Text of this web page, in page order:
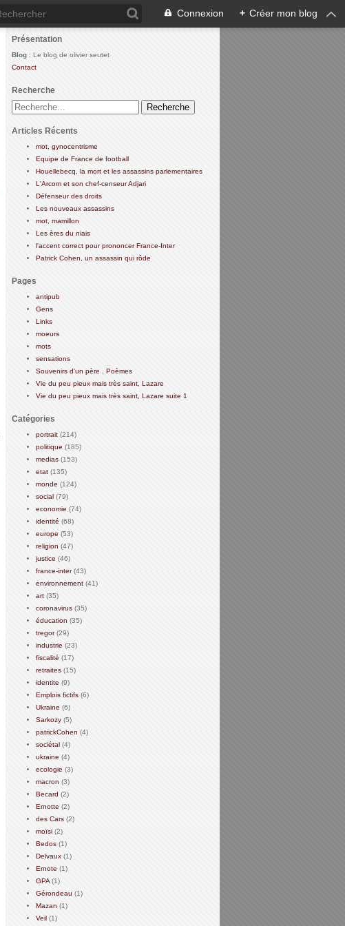
Connexion + Créer mon blog
Présentation
Blog : Le blog de olivier seutet
Contact
Recherche
Articles Récents
mot, gynocentrisme
Equipe de France de football
Houellebecq, la mort et les assassins parlementaires
L'Arcom et son chef-censeur Adjari
Défenseur des droits
Les nouveaux assassins
mot, mamillon
Les ères du niais
l'accent correct pour prononcer France-Inter
Patrick Cohen, un assassin qui rôde
Pages
antipub
Gens
Links
moeurs
mots
sensations
Souvenirs d'un père . Poèmes
Vie du peu pieux mais très saint, Lazare
Vie du peu pieux mais très saint, Lazare suite 1
Catégories
portrait (214)
politique (185)
medias (153)
etat (135)
monde (124)
social (79)
economie (74)
identité (68)
europe (53)
religion (47)
justice (46)
france-inter(43)
environnement (41)
art (35)
coronavirus (35)
éducation (35)
tregor(29)
industrie (23)
fiscalité (17)
retraites (15)
identite (9)
Emplois fictifs (6)
Ukraine (6)
Sarkozy (5)
patrickCohen (4)
sociétal (4)
ukraine (4)
ecologie (3)
macron (3)
Becard (2)
Ernotte (2)
des Cars (2)
moïsi (2)
Bedos (1)
Delvaux (1)
Ernote (1)
GPA (1)
Gérondeau (1)
Mazan (1)
Veil (1)